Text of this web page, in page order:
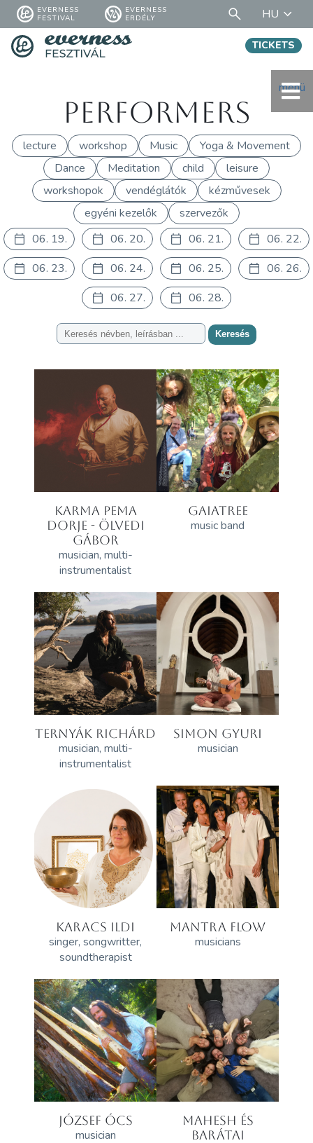
EVERNESS
FESTIVAL
EVERNESS
ERDÉLY
HU
menü
TICKETS
Performers
lecture workshop Music
Yoga & Movement
Dance
Meditation child
leisure
workshopok
vendéglátók
kézművesek
egyéni kezelők
szervezők
06. 19.
06. 20. 06. 21.
06. 22.
06. 23.
06. 24. 06. 25.
06. 26.
06. 27.
06. 28.
Keresés
KARMA PEMA
DORJE - ÖLVEDI
GÁBOR
musician, multi-
instrumentalist
GAIATREE
music band
TERNYÁK RICHÁRD
musician, multi-
instrumentalist
SIMON GYURI
musician
KARACS ILDI
singer, songwritter,
soundtherapist
MANTRA FLOW
musicians
JÓZSEF ÓCS
musician
MAHESH ÉS
BARÁTAI